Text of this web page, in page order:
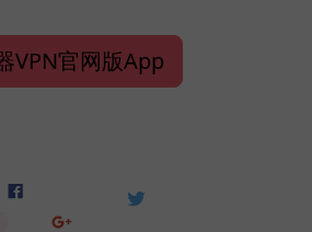
VPN官网版App